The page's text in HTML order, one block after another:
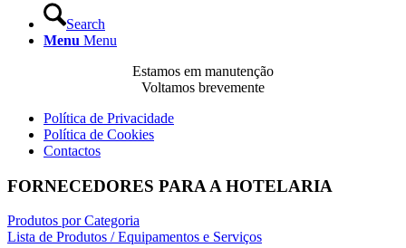
Search
Menu Menu
Estamos em manutenção
Voltamos brevemente
Política de Privacidade
Política de Cookies
Contactos
FORNECEDORES PARA A HOTELARIA
Produtos por Categoria
Lista de Produtos / Equipamentos e Serviços